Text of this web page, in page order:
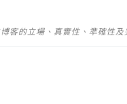
客的立場、真實性、準確性及